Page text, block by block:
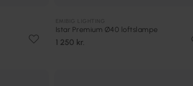
Istar Premium Ø40 loftslampe
1 250 kr.